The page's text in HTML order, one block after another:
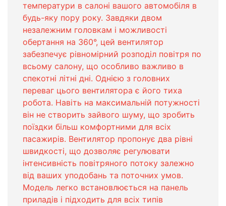
температури в салоні вашого автомобіля в
будь-яку пору року. Завдяки двом
незалежним головкам і можливості
обертання на 360°, цей вентилятор
забезпечує рівномірний розподіл повітря по
всьому салону, що особливо важливо в
спекотні літні дні. Однією з головних
переваг цього вентилятора є його тиха
робота. Навіть на максимальній потужності
він не створить зайвого шуму, що зробить
поїздки більш комфортними для всіх
пасажирів. Вентилятор пропонує два рівні
швидкості, що дозволяє регулювати
інтенсивність повітряного потоку залежно
від ваших уподобань та поточних умов.
Модель легко встановлюється на панель
приладів і підходить для всіх типів